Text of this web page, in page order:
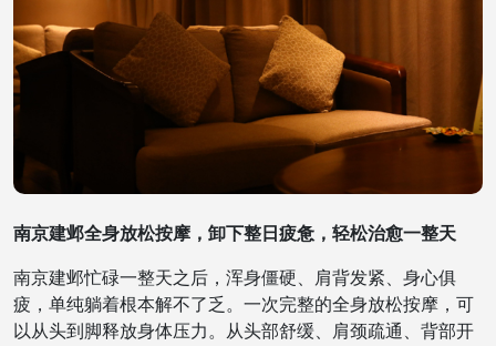
南京建邺全身放松按摩，卸下整日疲惫，轻松治愈一整天
南京建邺忙碌一整天之后，浑身僵硬、肩背发紧、身心俱
疲，单纯躺着根本解不了乏。一次完整的全身放松按摩，可
以从头到脚释放身体压力。从头部舒缓、肩颈疏通、背部开